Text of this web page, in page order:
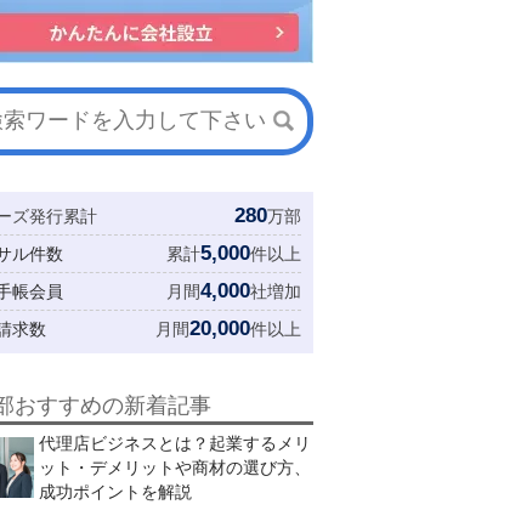
ズ発行累計 280万部
ル件数
累計5,000件以上
帳会員
月間4,000社増加
求数
月間20,000件以上
おすすめの新着記事
代理店ビジネスとは？起業するメリ
ット・デメリットや商材の選び方、
成功ポイントを解説